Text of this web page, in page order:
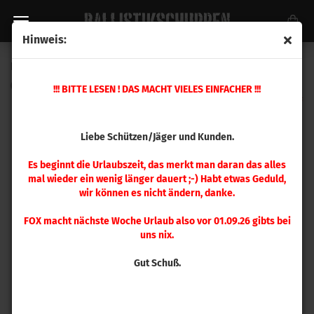
Hinweis:
!!! BITTE LESEN ! DAS MACHT VIELES EINFACHER !!!
Liebe Schützen/Jäger und Kunden.
Es beginnt die Urlaubszeit, das merkt man daran das alles
mal wieder ein wenig länger dauert ;-) Habt etwas Geduld,
wir können es nicht ändern, danke.
FOX macht nächste Woche Urlaub also vor 01.09.26 gibts bei
uns nix.
Gut Schuß.
28214)